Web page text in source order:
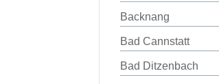
Backnang
Bad Cannstatt
Bad Ditzenbach